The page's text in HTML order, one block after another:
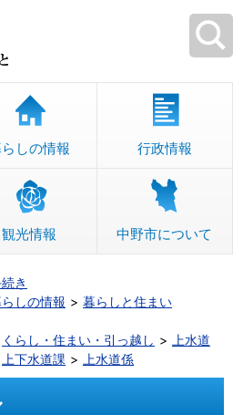
しの情報 行政情報
観光情報 中野市について
き
しの情報
暮らしと住まい
くらし・住まい・引っ越し
上水道
上下水道課 上水道係